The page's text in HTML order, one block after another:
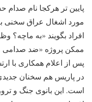
پایین تر هرکجا نام صدام
مورد اشغال عراق سخنی
افراد بگویند «به ماچه؟
ممکن پروژه «ضد صدامی و
پس از اعلام همکاری با
در پاریس هم سخنان
است. این بانوی جنگ و